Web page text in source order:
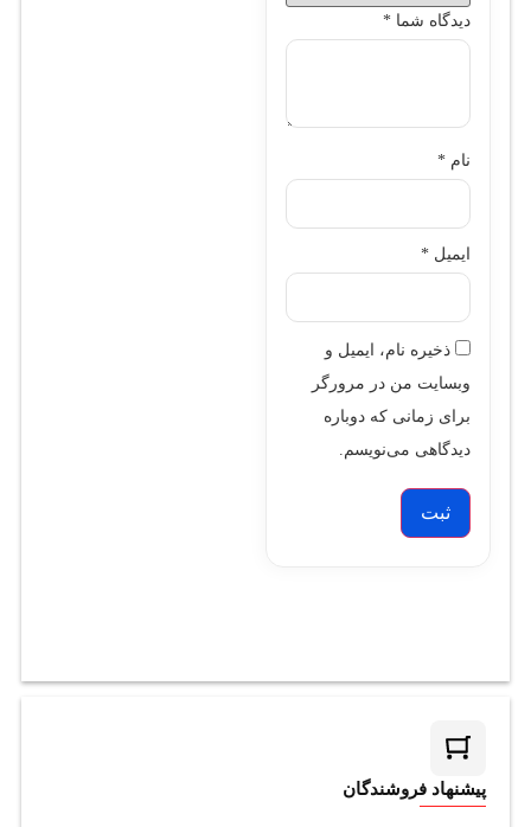
دیدگاه شما *
نام *
ایمیل *
ذخیره نام، ایمیل و
وبسایت من در مرورگر
برای زمانی که دوباره
دیدگاهی می‌نویسم.
پیشنهاد فروشندگان